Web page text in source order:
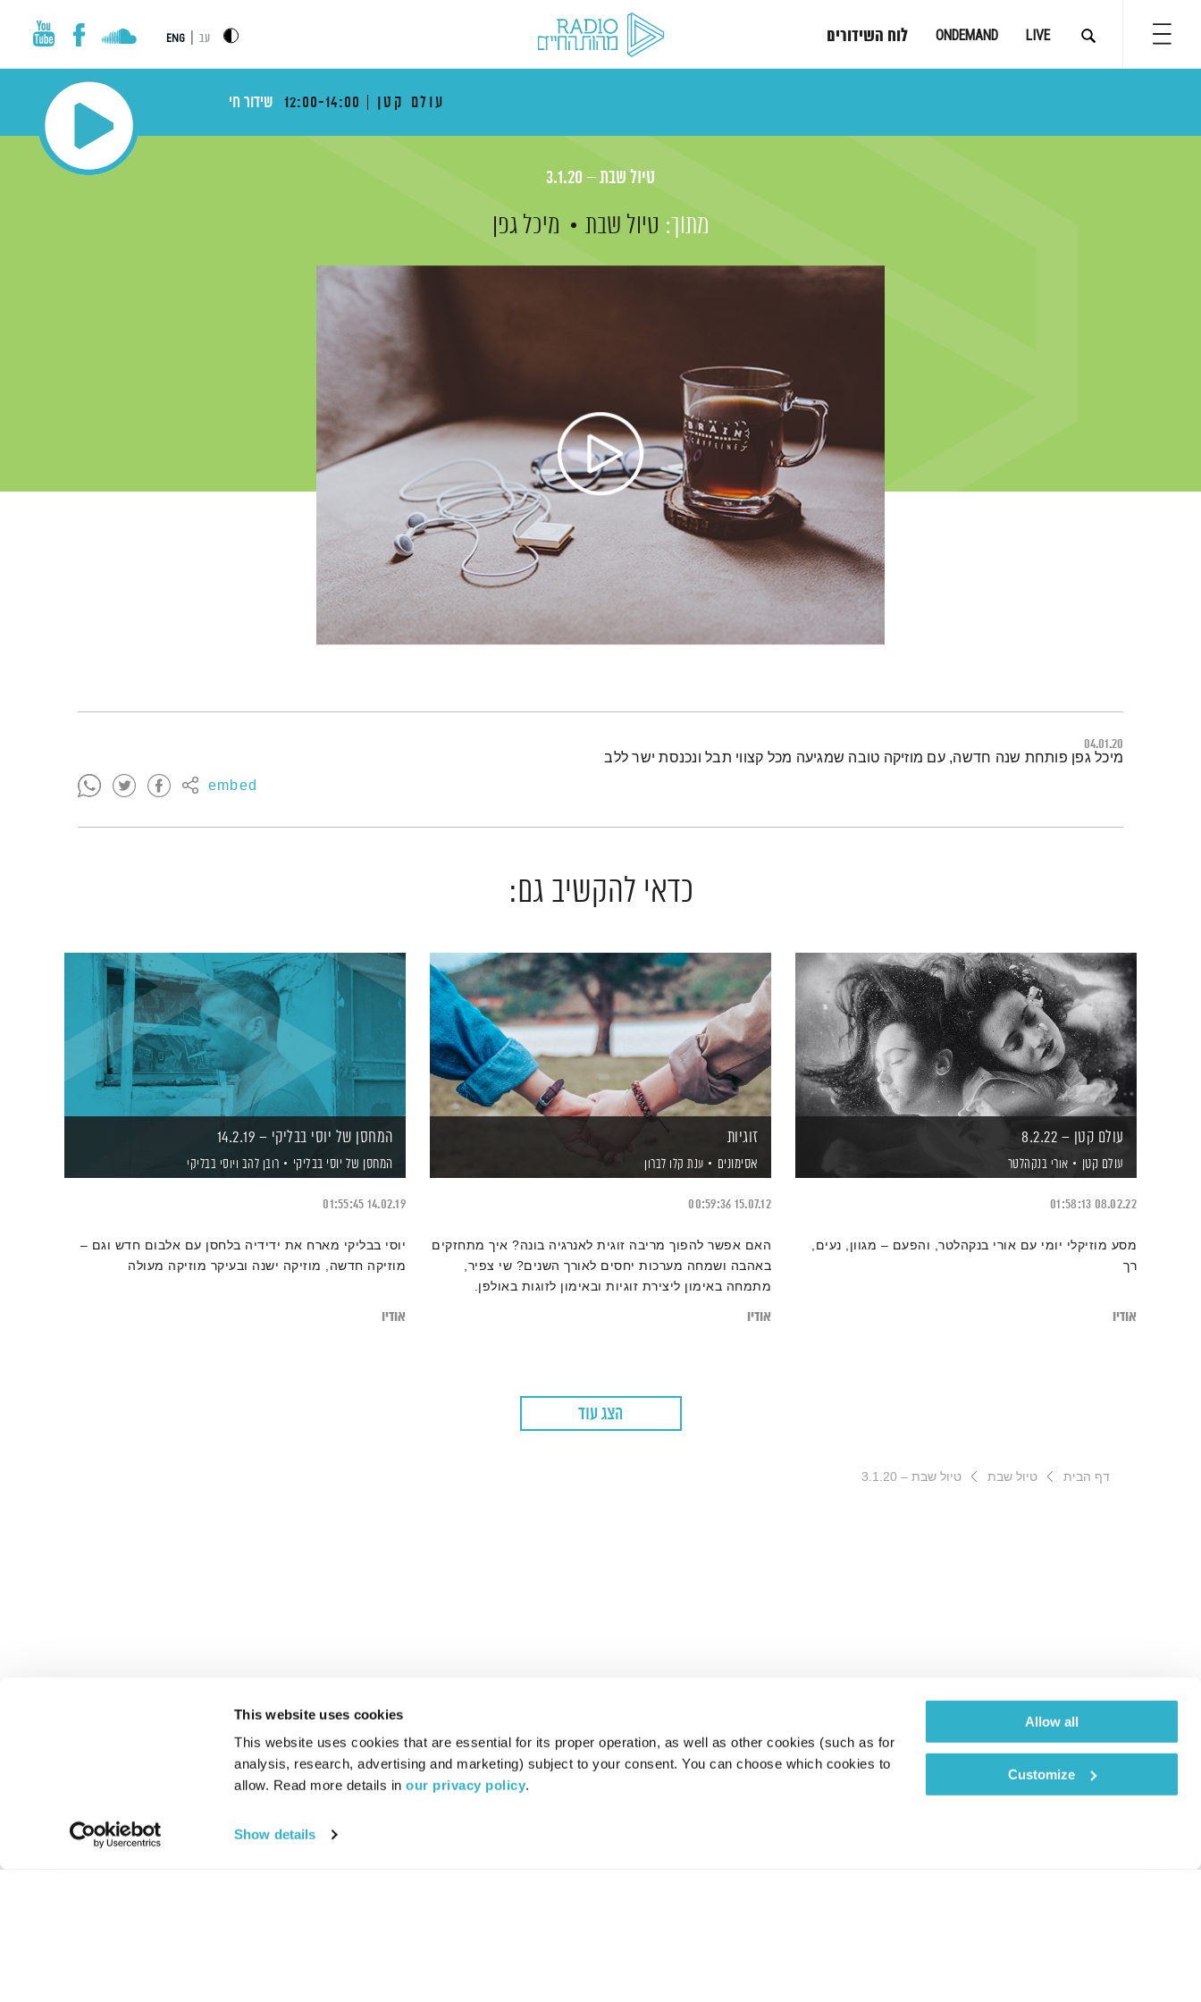
This website uses cookies
This website uses cookies that are essential for its proper operation, as well as other cookies (such as for
analysis, research, advertising and marketing) subject to your consent. You can choose which cookies to
allow. Read more details in our privacy policy.
Show details
Allow all
Customize
LIVE
ONDEMAND לוח השידורים עב ENG
עולם קטן 12:00-14:00 שידור חי
טיול שבת – 3.1.20
מתוך: טיול שבת מיכל גפן
04.01.20
embed
תמצית הפודקאסט
מיכל גפן פותחת שנה חדשה, עם מוזיקה טובה שמגיעה מכל קצווי תבל ונכנסת ישר ללב
כדאי להקשיב גם:
עולם קטן – 8.2.22
עולם קטן אורי בנקהלטר
08.02.22
01:58:13
מסע מוזיקלי יומי עם אורי בנקהלטר, והפעם – מגוון, נעים,
רך
אודיו
זוגיות
אסימונים ענת קלו לברון
15.07.12
00:59:36
האם אפשר להפוך מריבה זוגית לאנרגיה בונה? איך מתחזקים
באהבה ושמחה מערכות יחסים לאורך השנים? שי צפיר,
מתמחה באימון ליצירת זוגיות ובאימון לזוגות באולפן.
אודיו
המחסן של יוסי בבליקי – 14.2.19
המחסן של יוסי בבליקי רובן להב ויוסי בבליקי
14.02.19
01:55:45
יוסי בבליקי מארח את ידידיה בלחסן עם אלבום חדש וגם –
מוזיקה חדשה, מוזיקה ישנה ובעיקר מוזיקה מעולה
אודיו
הצג עוד
דף הבית טיול שבת טיול שבת – 3.1.20